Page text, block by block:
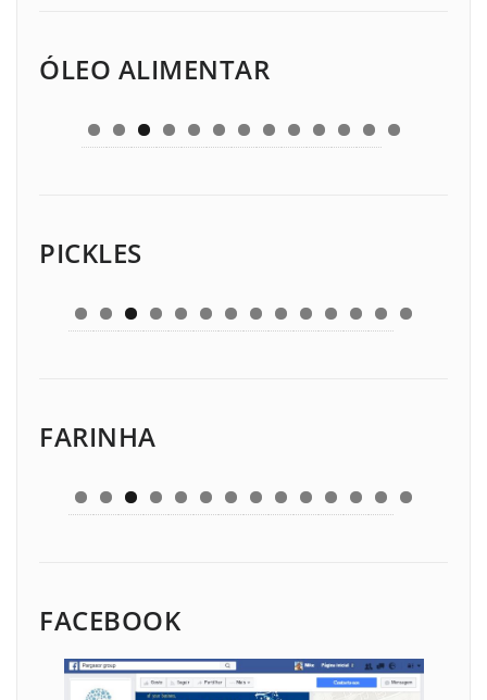
ÓLEO ALIMENTAR
PICKLES
FARINHA
FACEBOOK